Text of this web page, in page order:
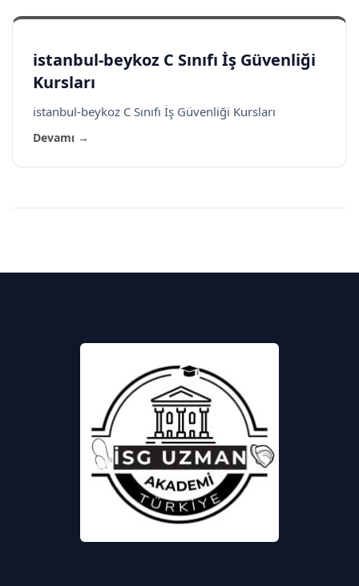
istanbul-beykoz C Sınıfı İş Güvenliği
Kursları
istanbul-beykoz C Sınıfı İş Güvenliği Kursları
Devamı →